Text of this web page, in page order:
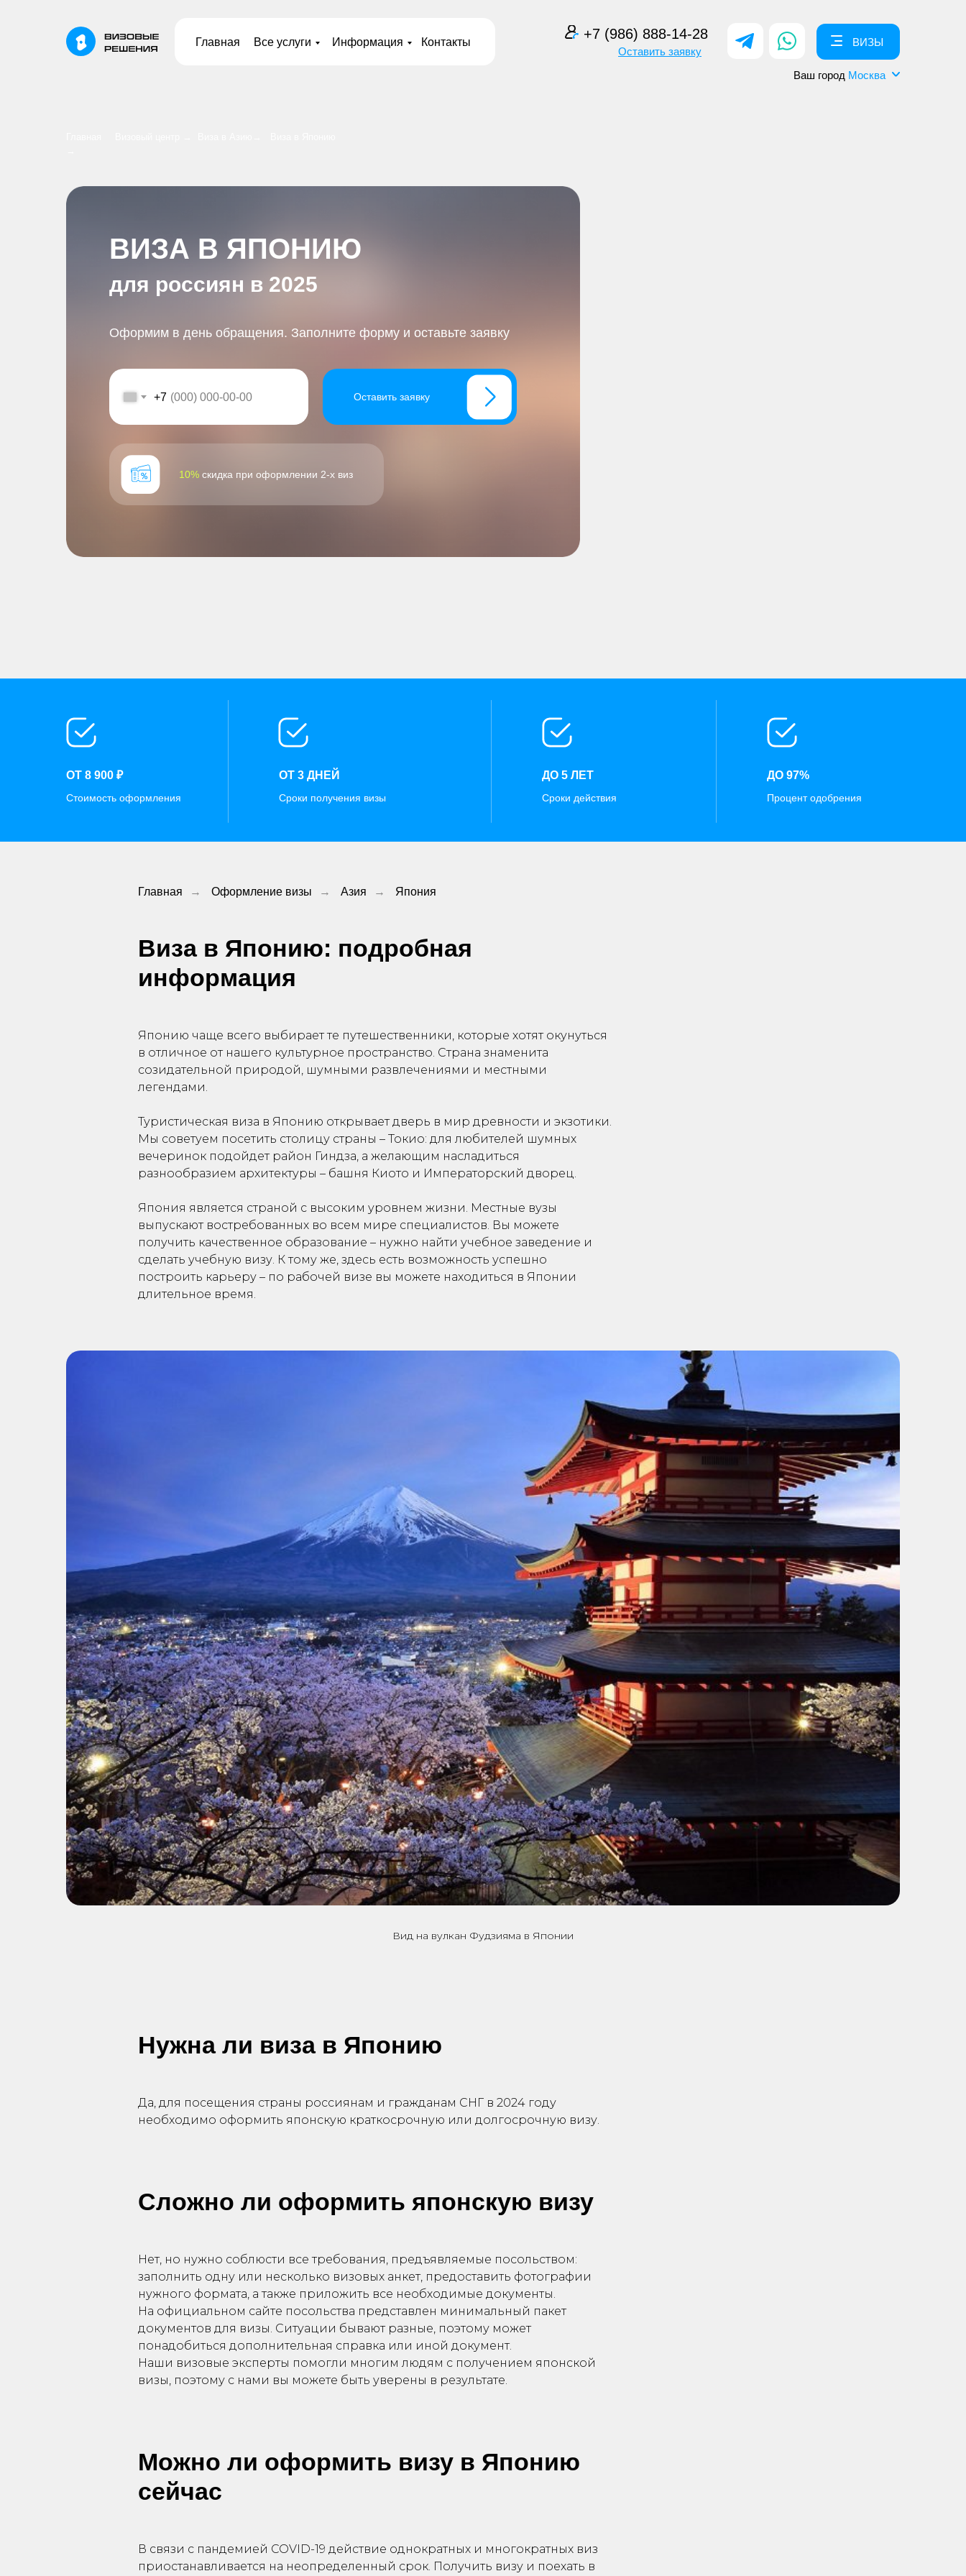
Главная Все услуги
+7 (986) 888-14-28
Информация Контакты
Оставить заявку
ВИЗЫ
Ваш город Москва
Оформим в день обращения. Заполните форму и оставьте заявку
ВИЗА В ЯПОНИЮ
для россиян в 2025
10% скидка при оформлении 2-х виз
+7 Оставить заявку
Стоимость оформления
ОТ 8 900 ₽
Сроки получения визы
ОТ 3 ДНЕЙ
Сроки действия
ДО 5 ЛЕТ
Процент одобрения
ДО 97%
Главная → Оформление визы → Азия → Япония
Виза в Японию: подробная
информация
Японию чаще всего выбирает те путешественники, которые хотят окунуться
в отличное от нашего культурное пространство. Страна знаменита
созидательной природой, шумными развлечениями и местными
легендами.
Туристическая виза в Японию открывает дверь в мир древности и экзотики.
Мы советуем посетить столицу страны – Токио: для любителей шумных
вечеринок подойдет район Гиндза, а желающим насладиться
разнообразием архитектуры – башня Киото и Императорский дворец.
Япония является страной с высоким уровнем жизни. Местные вузы
выпускают востребованных во всем мире специалистов. Вы можете
получить качественное образование – нужно найти учебное заведение и
сделать учебную визу. К тому же, здесь есть возможность успешно
построить карьеру – по рабочей визе вы можете находиться в Японии
длительное время.
Вид на вулкан Фудзияма в Японии
Нужна ли виза в Японию
Да, для посещения страны россиянам и гражданам СНГ в 2024 году
необходимо оформить японскую краткосрочную или долгосрочную визу.
Сложно ли оформить японскую визу
Нет, но нужно соблюсти все требования, предъявляемые посольством:
заполнить одну или несколько визовых анкет, предоставить фотографии
нужного формата, а также приложить все необходимые документы.
На официальном сайте посольства представлен минимальный пакет
документов для визы. Ситуации бывают разные, поэтому может
понадобиться дополнительная справка или иной документ.
Наши визовые эксперты помогли многим людям с получением японской
визы, поэтому с нами вы можете быть уверены в результате.
Можно ли оформить визу в Японию
сейчас
В связи с пандемией COVID-19 действие однократных и многократных виз
приостанавливается на неопределенный срок. Получить визу и поехать в